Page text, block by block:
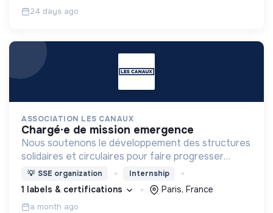
24 days ago
ASSOCIATION LES CANAUX
chargé·e de mission emergence
Nous soutenons le développement des structures
solidaires et circulaires pour faire progresser
l’économie engagée en favorisant la coopération
entre les entreprises innovantes et les acteurs
locaux.
💡 SSE organization Internship
1 labels & certifications Paris, France
a month ago